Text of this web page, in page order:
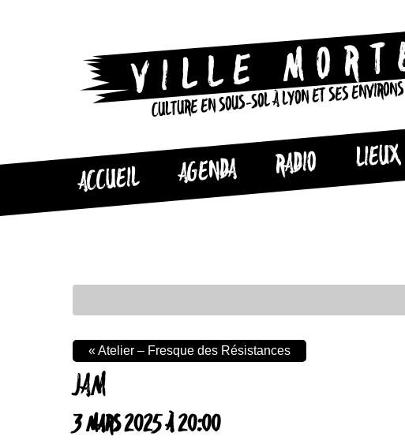
CULTURE EN SOUS-SOL À LYON ET SES ENVIRONS
ACCUEIL AGENDA RADIO LIEUX
JAM
3 MARS 2025 À 20:00
«Atelier – Fresque des Résistances